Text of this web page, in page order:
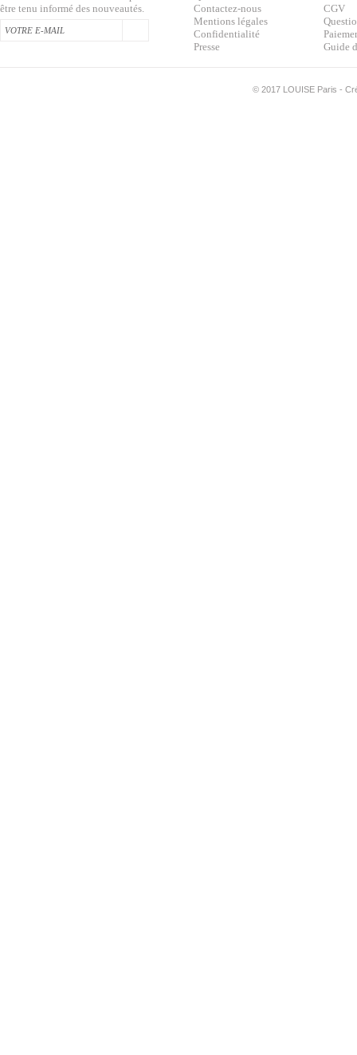
être tenu informé des nouveautés.
Contactez-nous
Mentions légales
Confidentialité
Presse
CGV
Guide
© 2017 LOUISE Paris -